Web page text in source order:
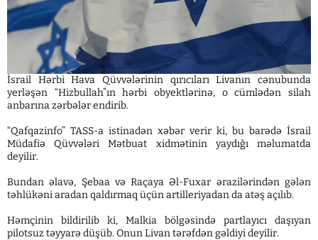
İsrail Hərbi Hava Qüvvələrinin qırıcıları Livanın cənubunda
yerləşən “Hizbullah”ın hərbi obyektlərinə, o cümlədən silah
anbarına zərbələr endirib.
“Qafqazinfo” TASS-a istinadən xəbər verir ki, bu barədə İsrail
Müdafiə Qüvvələri Mətbuat xidmətinin yaydığı məlumatda
deyilir.
Bundan əlavə, Şebaa və Raçaya Əl-Fuxar ərazilərindən gələn
təhlükəni aradan qaldırmaq üçün artilleriyadan da atəş açılıb.
Həmçinin bildirilib ki, Malkia bölgəsində partlayıcı daşıyan
pilotsuz təyyarə düşüb. Onun Livan tərəfdən gəldiyi deyilir.